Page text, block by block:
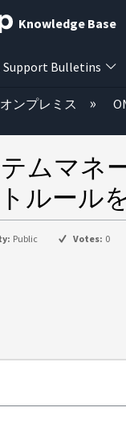
Knowledge Base
Support Bulletins
階層を展開/
オンプレミス
テムマネ
ルール
Public Votes: 0